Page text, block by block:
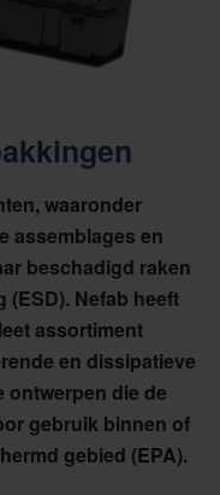
waaronder
assemblages en
beschadigd raken
Nefab heeft
assortiment
en dissipatieve
die de
gebruik binnen of
gebied (EPA).